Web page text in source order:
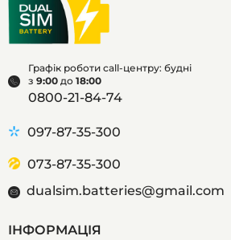
Графік роботи call-центру: будні
з 9:00 до 18:00
0800-21-84-74
097-87-35-300
073-87-35-300
dualsim.batteries@gmail.com
ІНФОРМАЦІЯ